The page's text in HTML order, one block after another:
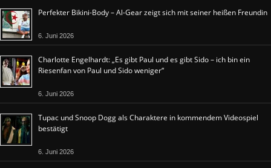
Perfekter Bikini-Body – Al-Gear zeigt sich mit seiner heißen Freundin
6. Juni 2026
Charlotte Engelhardt: „Es gibt Paul und es gibt Sido – ich bin ein
Riesenfan von Paul und Sido weniger“
6. Juni 2026
Tupac und Snoop Dogg als Charaktere in kommendem Videospiel
bestätigt
6. Juni 2026